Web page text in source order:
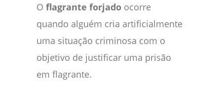
O flagrante forjado ocorre
quando alguém cria artificialmente
uma situação criminosa com o
objetivo de justificar uma prisão
em flagrante.